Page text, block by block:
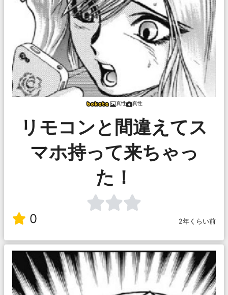
真性 真性
リモコンと間違えてス
マホ持って来ちゃっ
た！
0 2年くらい前